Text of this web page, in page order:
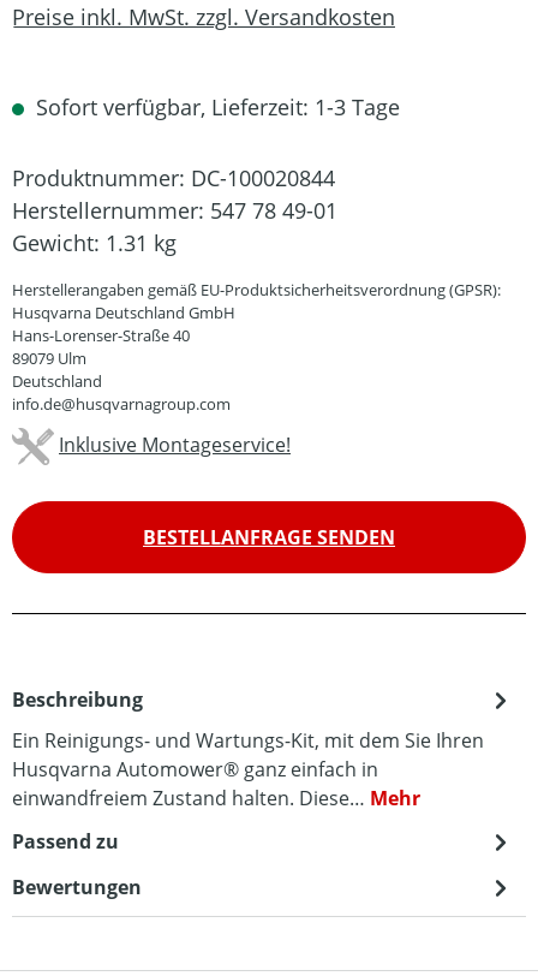
Preise inkl. MwSt. zzgl. Versandkosten
Sofort verfügbar, Lieferzeit: 1-3 Tage
Produktnummer: DC-100020844
Herstellernummer: 547 78 49-01
Gewicht: 1.31 kg
Herstellerangaben gemäß EU-Produktsicherheitsverordnung (GPSR):
Husqvarna Deutschland GmbH
Hans-Lorenser-Straße 40
89079 Ulm
Deutschland
info.de@husqvarnagroup.com
Inklusive Montageservice!
BESTELLANFRAGE SENDEN
Beschreibung
Ein Reinigungs- und Wartungs-Kit, mit dem Sie Ihren
Husqvarna Automower® ganz einfach in
einwandfreiem Zustand halten. Diese… Mehr
Passend zu
Bewertungen